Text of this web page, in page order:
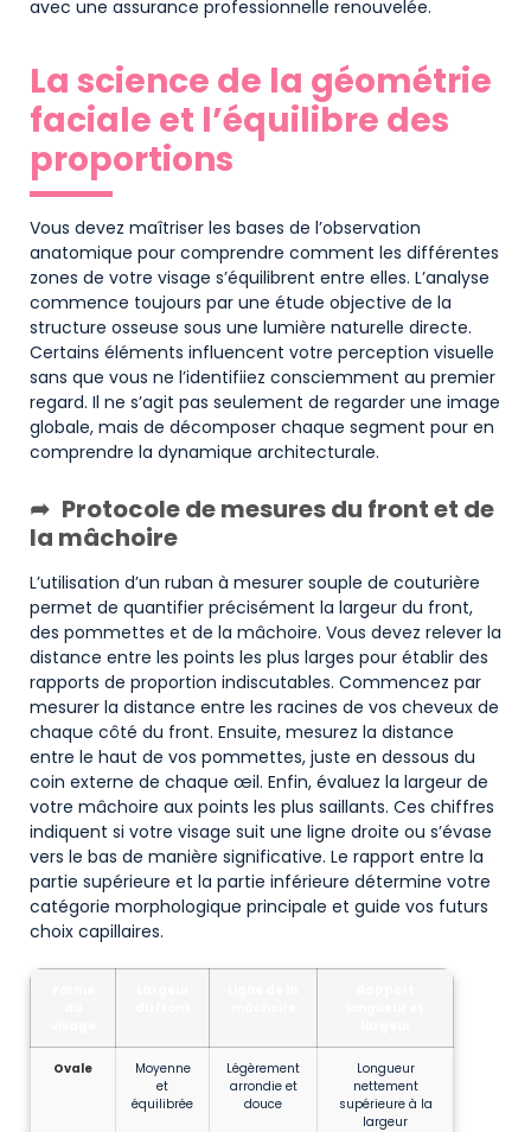
avec une assurance professionnelle renouvelée.
La science de la géométrie
faciale et l’équilibre des
proportions
Vous devez maîtriser les bases de l’observation
anatomique pour comprendre comment les différentes
zones de votre visage s’équilibrent entre elles. L’analyse
commence toujours par une étude objective de la
structure osseuse sous une lumière naturelle directe.
Certains éléments influencent votre perception visuelle
sans que vous ne l’identifiiez consciemment au premier
regard. Il ne s’agit pas seulement de regarder une image
globale, mais de décomposer chaque segment pour en
comprendre la dynamique architecturale.
Protocole de mesures du front et de
la mâchoire
L’utilisation d’un ruban à mesurer souple de couturière
permet de quantifier précisément la largeur du front,
des pommettes et de la mâchoire. Vous devez relever la
distance entre les points les plus larges pour établir des
rapports de proportion indiscutables. Commencez par
mesurer la distance entre les racines de vos cheveux de
chaque côté du front. Ensuite, mesurez la distance
entre le haut de vos pommettes, juste en dessous du
coin externe de chaque œil. Enfin, évaluez la largeur de
votre mâchoire aux points les plus saillants. Ces chiffres
indiquent si votre visage suit une ligne droite ou s’évase
vers le bas de manière significative. Le rapport entre la
partie supérieure et la partie inférieure détermine votre
catégorie morphologique principale et guide vos futurs
choix capillaires.
Ovale
Moyenne
et
équilibrée
Légèrement
arrondie et
douce
Longueur
nettement
supérieure à la
largeur